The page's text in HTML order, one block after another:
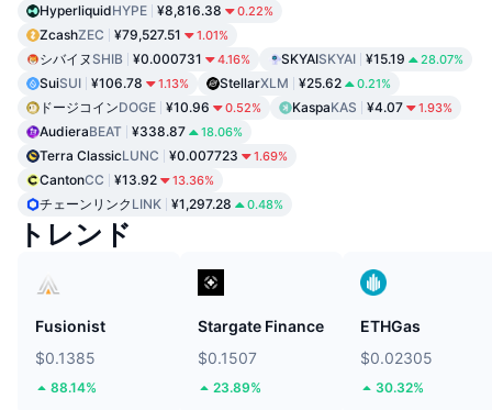
HyperliquidHYPE ¥8,816.38 0.22%
ZcashZEC ¥79,527.51 1.01%
シバイヌ SHIB ¥0.000731 4.16% SKYAISKYAI ¥15.19 28.07%
SuiSUI ¥106.78 1.13% StellarXLM ¥25.62 0.21%
ドージコインDOGE ¥10.96 0.52% KaspaKAS ¥4.07 1.93%
AudieraBEAT ¥338.87 18.06%
Terra ClassicLUNC ¥0.007723 1.69%
CantonCC ¥13.92 13.36%
チェーンリンク LINK ¥1,297.28 0.48%
トレンド
Fusionist
$0.1385
88.14%
Stargate Finance
$0.1507
23.89%
ETHGas
$0.02305
30.32%